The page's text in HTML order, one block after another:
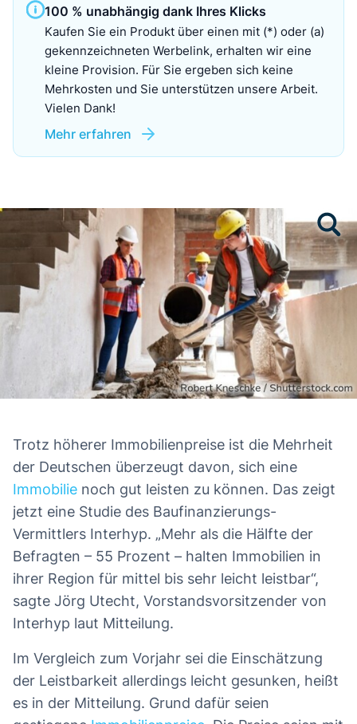
100 % unabhängig dank Ihres Klicks
Kaufen Sie ein Produkt über einen mit (*) oder (a)
gekennzeichneten Werbelink, erhalten wir eine
kleine Provision. Für Sie ergeben sich keine
Mehrkosten und Sie unterstützen unsere Arbeit.
Vielen Dank!
Mehr erfahren
Trotz höherer Immobilienpreise ist die Mehrheit
der Deutschen überzeugt davon, sich eine
Immobilie noch gut leisten zu können. Das zeigt
jetzt eine Studie des Baufinanzierungs-
Vermittlers Interhyp. „Mehr als die Hälfte der
Befragten – 55 Prozent – halten Immobilien in
ihrer Region für mittel bis sehr leicht leistbar“,
sagte Jörg Utecht, Vorstandsvorsitzender von
Interhyp laut Mitteilung.
Im Vergleich zum Vorjahr sei die Einschätzung
der Leistbarkeit allerdings leicht gesunken, heißt
es in der Mitteilung. Grund dafür seien